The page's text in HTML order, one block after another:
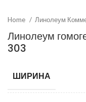
Home Линолеум
Линолеум
303
ШИРИНА